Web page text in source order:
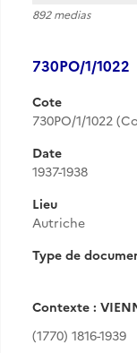
892 medias
730PO/1/1022
Cote
730PO/1/1022
Date
1937-1938
Lieu
Autriche
Type de
Contexte :
(1770) 1816-1939